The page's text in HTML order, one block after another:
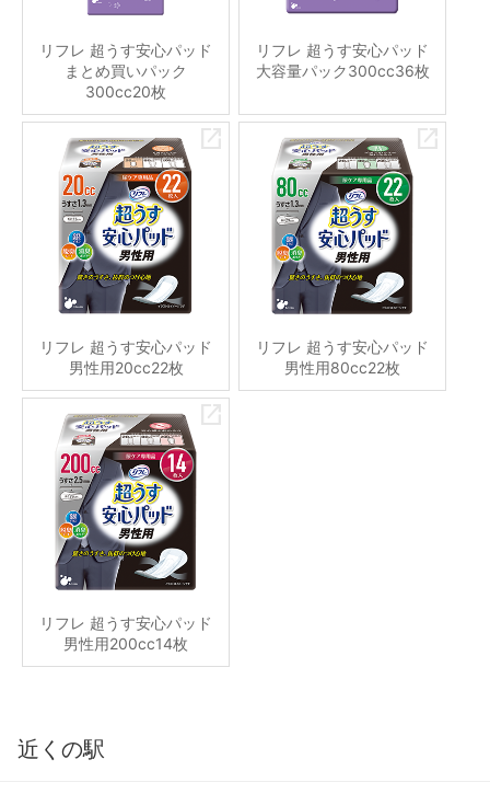
リフレ 超うす安心パッド
まとめ買いパック
300cc20枚
リフレ 超うす安心パッド
大容量パック300cc36枚
リフレ 超うす安心パッド
男性用20cc22枚
リフレ 超うす安心パッド
男性用80cc22枚
リフレ 超うす安心パッド
男性用200cc14枚
近くの駅